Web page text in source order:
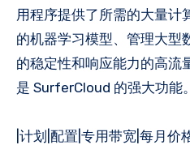
用程序提供了所需的大量计
的机器学习模型、管理大型
的稳定性和响应能力的高流
是 SurferCloud 的强大功能。
|计划|配置|专用带宽|每月价